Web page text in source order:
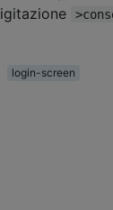
login-screen